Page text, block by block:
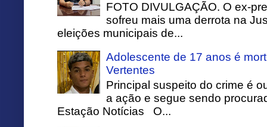
FOTO DIVULGAÇÃO. O ex-
sofreu mais uma derrota na
eleições municipais de...
Adolescente de 17 anos é
Vertentes
Principal suspeito do crime é
a ação e segue sendo
Estação Notícias O...